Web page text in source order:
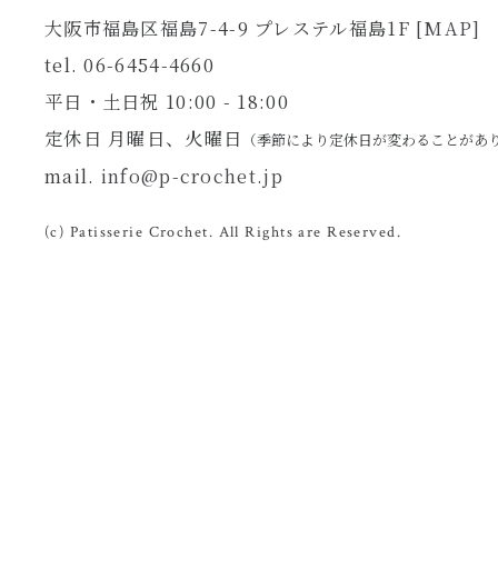
大阪市福島区福島7-4-9 プレステル福島1F [MAP]
tel. 06-6454-4660
平日・土日祝 10:00 - 18:00
定休日 月曜日、火曜日 （季節により定休日が変わることがあ
mail. info@p-crochet.jp
(c) Patisserie Crochet. All Rights are Reserved.